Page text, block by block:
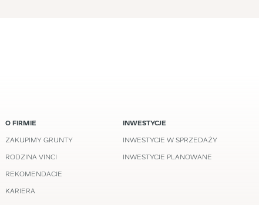
O FIRMIE
ZAKUPIMY GRUNTY
RODZINA VINCI
REKOMENDACJE
KARIERA
INWESTYCJE
INWESTYCJE W SPRZEDAŻY
INWESTYCJE PLANOWANE